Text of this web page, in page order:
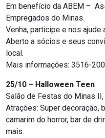
Em benefício da ABEM –
Empregados do Minas.
Venha, participe e nos ajude
Aberto a sócios e seus
local.
Mais informações: 3516-
25/10 – Halloween Teen
Salão de Festas do Minas
Atrações: Super decoração,
camarim do horror, bar de
mais.